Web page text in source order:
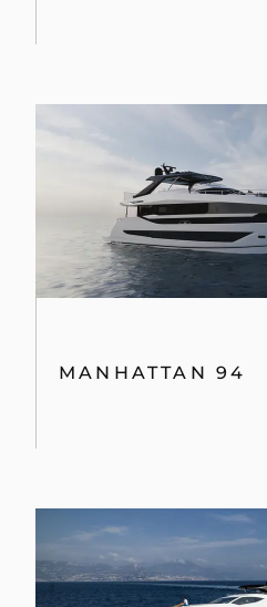
MANHATTAN 94